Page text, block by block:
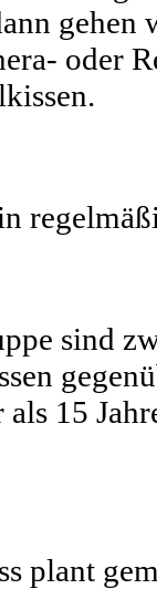
oder
sind
15
plant